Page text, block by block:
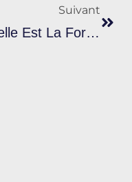
Suivant
Quelle Est La Formulation Unique De L'encre Plastisol Bleu Royal ?